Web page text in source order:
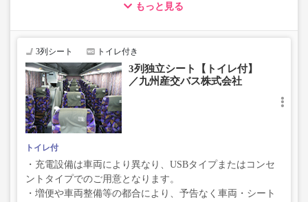
・車両は予告なく変更となる場合がございます。これに伴
で、あらかじめご了承ください。
もっと見る
3列シート トイレ付き
3列独立シート【トイレ付】
／九州産交バス株式会社
トイレ付
・充電設備は車両により異なり、USBタイプまたはコンセ
ントタイプでのご用意となります。
・増便や車両整備等の都合により、予告なく車両・シート